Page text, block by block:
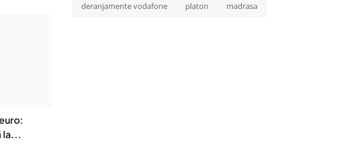
la...
deranjamente vodafone platon madrasa